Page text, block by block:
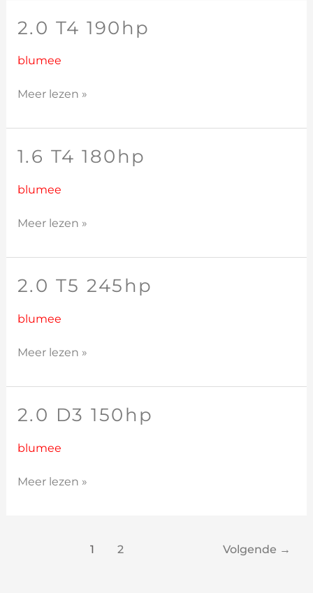
2.0 T4 190hp
blumee
2.0
190hp
Meer lezen »
1.6 T4 180hp
blumee
1.6
180hp
Meer lezen »
2.0 T5 245hp
blumee
2.0
245hp
Meer lezen »
2.0 D3 150hp
blumee
2.0
150hp
Meer lezen »
1 2 Volgende →